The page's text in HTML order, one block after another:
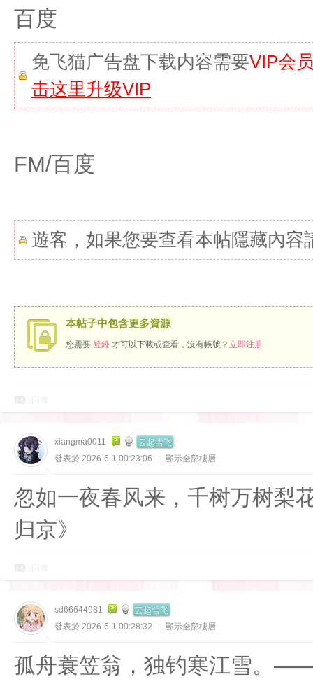
百度
免飞猫广告盘下载内容需要VIP会
击这里升级VIP
FM/百度
遊客，如果您要查看本帖隱藏內容
本帖子中包含更多資源
您需要 登錄 才可以下載或查看，沒有帳號？ 立即注册
xiangma0011 云起雪飞
發表於 2026-6-1 00:23:06 顯示全部樓層
忽如一夜春风来，千树万树
归京》
sd66644981 云起雪飞
發表於 2026-6-1 00:28:32 顯示全部樓層
孤舟蓑笠翁，独钓寒江雪。